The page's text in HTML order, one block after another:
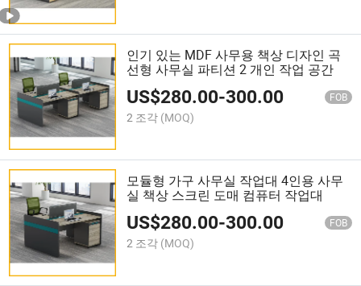
인기 있는 MDF 사무용 책상 디자인 곡
선형 사무실 파티션 2 개인 작업 공간
US$280.00-300.00 FOB
2 조각 (MOQ)
모듈형 가구 사무실 작업대 4인용 사무
실 책상 스크린 도매 컴퓨터 작업대
US$280.00-300.00 FOB
2 조각 (MOQ)